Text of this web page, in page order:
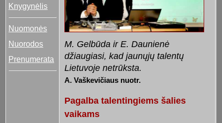
Knygynėlis
Nuomonės
Nuorodos
Prenumerata
M. Gelbūda ir E. Daunienė
džiaugiasi, kad jaunųjų talentų
Lietuvoje netrūksta.
A. Vaškevičiaus nuotr.
Pagalba talentingiems šalies
vaikams